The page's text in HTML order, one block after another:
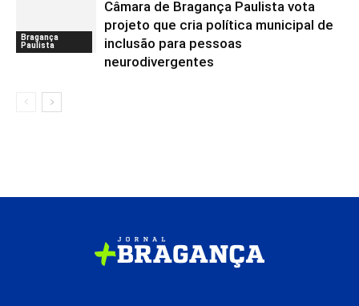
Bragança
Paulista
Câmara de Bragança Paulista vota
projeto que cria política municipal de
inclusão para pessoas
neurodivergentes